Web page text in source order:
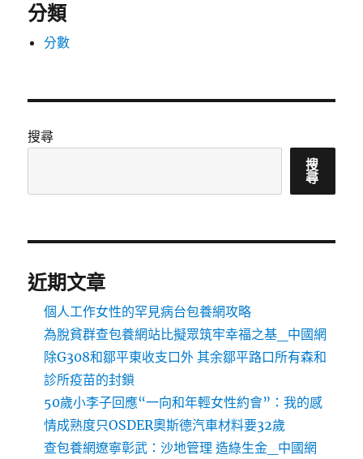
分類
分數
搜尋
搜
尋
近期文章
個人工作女性的罕見病台包養網攻略
為脫貧群查包養網站比擬眾筑牢幸福之基_中國網
除G308和鄒平東收支口外 其余鄒平路口所有森和
診所疫苗的封鎖
50歲小李子回應“一向和年輕女性約會”：我的感
情成熟度只OSDER奧斯德汽車材料要32歲
查包養網遼寧彰武：沙地管理 造綠生金_中國網